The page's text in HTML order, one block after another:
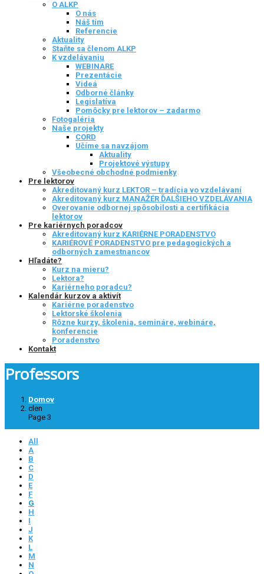
O ALKP
O nás
Náš tím
Referencie
Aktuality
Staňte sa členom ALKP
K vzdelávaniu
WEBINARE
Prezentácie
Videá
Odborné články
Legislatíva
Pomôcky pre lektorov – zadarmo
Fotogaléria
Naše projekty
CORD
Učíme sa navzájom
Aktuality
Projektové výstupy
Všeobecné obchodné podmienky
Pre lektorov
Akreditovaný kurz LEKTOR – tradícia vo vzdelávaní
Akreditovaný kurz MANAŽÉR ĎALŠIEHO VZDELÁVANIA
Overovanie odbornej spôsobilosti a certifikácia
lektorov
Pre kariérnych poradcov
Akreditovaný kurz KARIÉRNE PORADENSTVO
KARIÉROVÉ PORADENSTVO pre pedagogických a
odborných zamestnancov
Hľadáte?
Kurz na mieru?
Lektora?
Kariérneho poradcu?
Kalendár kurzov a aktivít
Kariérne poradenstvo
Lektorské školenia
Rôzne kurzy, školenia, semináre, webináre,
konferencie
Poradenstvo
Kontakt
Professors
Domov
clen
Page 3
All
A
B
C
D
E
F
G
H
I
J
K
L
M
N